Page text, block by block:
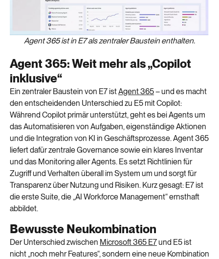
Agent 365 ist in E7 als zentraler Baustein enthalten.
Agent 365: Weit mehr als „Copilot
inklusive“
Ein zentraler Baustein von E7 istAgent 365– und es macht
den entscheidenden Unterschied zu E5 mit Copilot:
Während Copilot primär unterstützt, geht es bei Agents um
das Automatisieren von Aufgaben, eigenständige Aktionen
und die Integration von KI in Geschäftsprozesse. Agent 365
liefert dafür zentrale Governance sowie ein klares Inventar
und das Monitoring aller Agents. Es setzt Richtlinien für
Zugriff und Verhalten überall im System um und sorgt für
Transparenz über Nutzung und Risiken. Kurz gesagt: E7 ist
die erste Suite, die „AI Workforce Management“ ernsthaft
abbildet.
Bewusste Neukombination
Der Unterschied zwischen Microsoft 365 E7und E5 ist
nicht „noch mehr Features“, sondern eine neue Kombination